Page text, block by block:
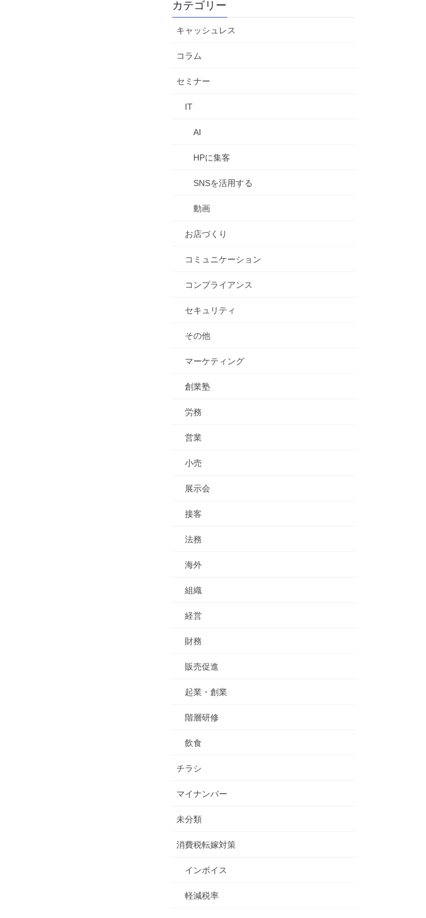
カテゴリー
キャッシュレス
コラム
セミナー
IT
AI
HPに集客
SNSを活用する
動画
お店づくり
コミュニケーション
コンプライアンス
セキュリティ
その他
マーケティング
創業塾
労務
営業
小売
展示会
接客
法務
海外
組織
経営
財務
販売促進
起業・創業
階層研修
飲食
チラシ
マイナンバー
未分類
消費税転嫁対策
インボイス
軽減税率